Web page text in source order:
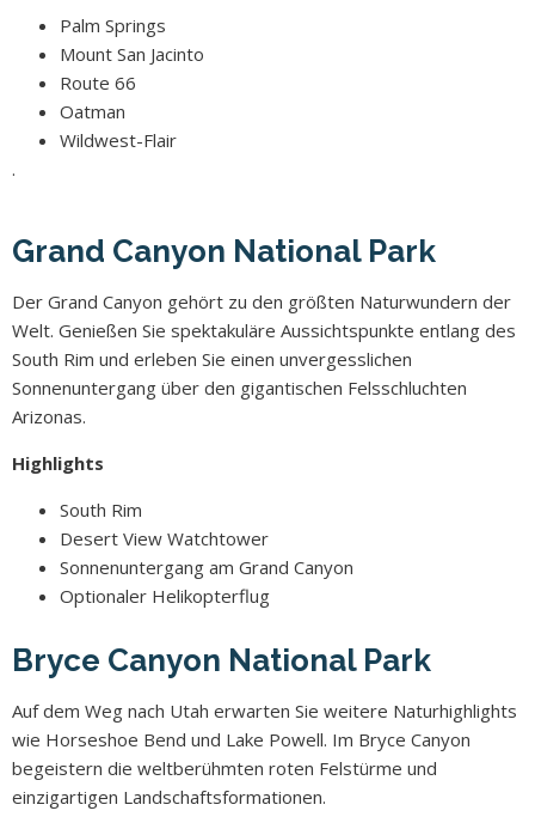
Palm Springs
Mount San Jacinto
Route 66
Oatman
Wildwest-Flair
.
Grand Canyon National Park
Der Grand Canyon gehört zu den größten Naturwundern der
Welt. Genießen Sie spektakuläre Aussichtspunkte entlang des
South Rim und erleben Sie einen unvergesslichen
Sonnenuntergang über den gigantischen Felsschluchten
Arizonas.
Highlights
South Rim
Desert View Watchtower
Sonnenuntergang am Grand Canyon
Optionaler Helikopterflug
Bryce Canyon National Park
Auf dem Weg nach Utah erwarten Sie weitere Naturhighlights
wie Horseshoe Bend und Lake Powell. Im Bryce Canyon
begeistern die weltberühmten roten Felstürme und
einzigartigen Landschaftsformationen.